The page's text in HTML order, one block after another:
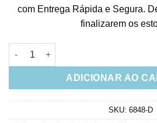
com Entrega Rápida e Segura.
finalizarem os
Argola Pequena Basica De
ADICIONAR AO
SKU: 6848-D